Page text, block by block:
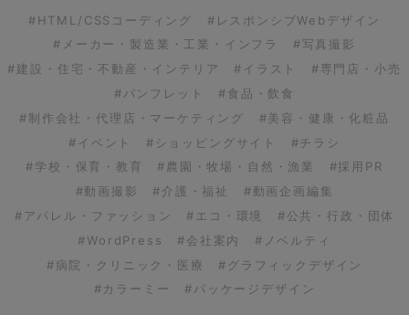
#HTML/CSSコーディング
#レスポンシブWebデザイン
#メーカー・製造業・工業・インフラ
#写真撮影
#建設・住宅・不動産・インテリア
#イラスト
#専門店・小売
#パンフレット
#食品・飲食
#制作会社・代理店・マーケティング
#美容・健康・化粧品
#イベント
#ショッピングサイト
#チラシ
#学校・保育・教育
#農園・牧場・自然・漁業
#採用PR
#動画撮影
#介護・福祉
#動画企画編集
#アパレル・ファッション
#エコ・環境
#公共・行政・団体
#WordPress
#会社案内
#ノベルティ
#病院・クリニック・医療
#グラフィックデザイン
#カラーミー
#パッケージデザイン